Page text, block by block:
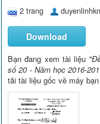
2 trang
Download
Bạn đang xem tài liệu
số 20 - Năm học 2016-
tải tài liệu gốc về máy